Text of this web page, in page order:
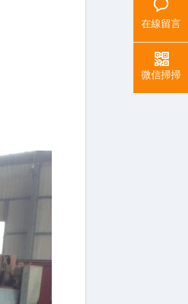
在線留言
微信掃掃